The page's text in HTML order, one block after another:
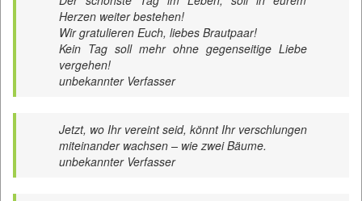
Herzen weiter bestehen!
Wir gratulieren Euch, liebes Brautpaar!
Kein Tag soll mehr ohne gegenseitige Liebe
vergehen!
unbekannter Verfasser
Jetzt, wo Ihr vereint seid, könnt Ihr verschlungen
miteinander wachsen – wie zwei Bäume.
unbekannter Verfasser